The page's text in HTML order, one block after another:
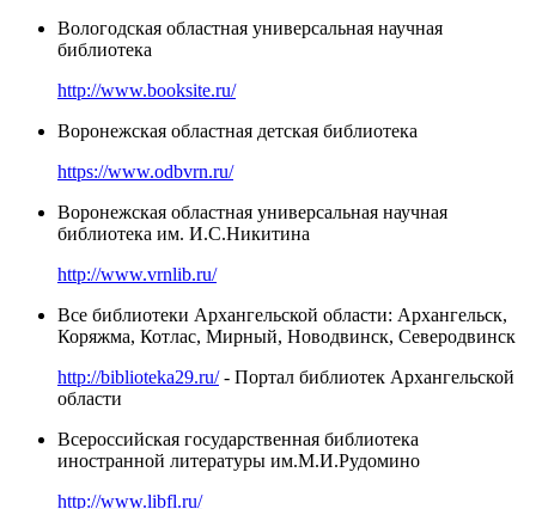
Вологодская областная универсальная научная
библиотека
http://www.booksite.ru/
Воронежская областная детская библиотека
https://www.odbvrn.ru/
Воронежская областная универсальная научная
библиотека им. И.С.Никитина
http://www.vrnlib.ru/
Все библиотеки Архангельской области: Архангельск,
Коряжма, Котлас, Мирный, Новодвинск, Северодвинск
http://biblioteka29.ru/- Портал библиотек Архангельской
области
Всероссийская государственная библиотека
иностранной литературы им.М.И.Рудомино
http://www.libfl.ru/